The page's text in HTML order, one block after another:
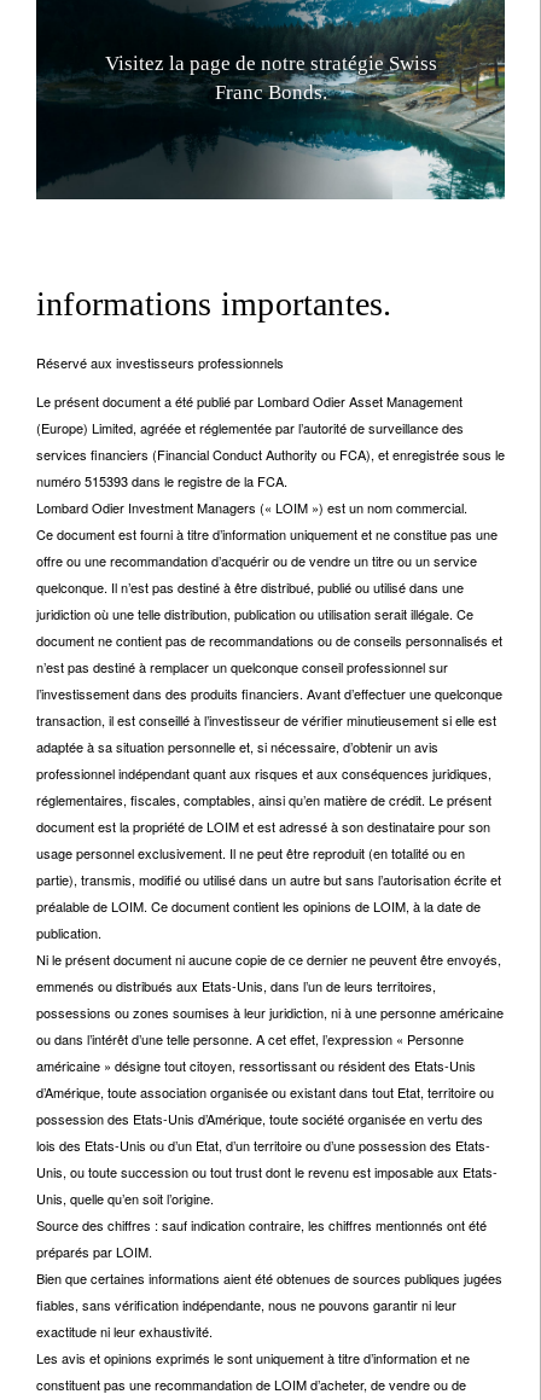
Visitez la page de notre stratégie Swiss
Franc Bonds.
informations importantes.
Réservé aux investisseurs professionnels
Le présent document a été publié par Lombard Odier Asset Management
(Europe) Limited, agréée et réglementée par l’autorité de surveillance des
services financiers (Financial Conduct Authority ou FCA), et enregistrée sous le
numéro 515393 dans le registre de la FCA.
Lombard Odier Investment Managers (« LOIM ») est un nom commercial.
Ce document est fourni à titre d’information uniquement et ne constitue pas une
offre ou une recommandation d’acquérir ou de vendre un titre ou un service
quelconque. Il n’est pas destiné à être distribué, publié ou utilisé dans une
juridiction où une telle distribution, publication ou utilisation serait illégale. Ce
document ne contient pas de recommandations ou de conseils personnalisés et
n’est pas destiné à remplacer un quelconque conseil professionnel sur
l’investissement dans des produits financiers. Avant d’effectuer une quelconque
transaction, il est conseillé à l’investisseur de vérifier minutieusement si elle est
adaptée à sa situation personnelle et, si nécessaire, d’obtenir un avis
professionnel indépendant quant aux risques et aux conséquences juridiques,
réglementaires, fiscales, comptables, ainsi qu’en matière de crédit. Le présent
document est la propriété de LOIM et est adressé à son destinataire pour son
usage personnel exclusivement. Il ne peut être reproduit (en totalité ou en
partie), transmis, modifié ou utilisé dans un autre but sans l’autorisation écrite et
préalable de LOIM. Ce document contient les opinions de LOIM, à la date de
publication.
Ni le présent document ni aucune copie de ce dernier ne peuvent être envoyés,
emmenés ou distribués aux Etats-Unis, dans l’un de leurs territoires,
possessions ou zones soumises à leur juridiction, ni à une personne américaine
ou dans l’intérêt d’une telle personne. A cet effet, l’expression « Personne
américaine » désigne tout citoyen, ressortissant ou résident des Etats-Unis
d’Amérique, toute association organisée ou existant dans tout Etat, territoire ou
possession des Etats-Unis d’Amérique, toute société organisée en vertu des
lois des Etats-Unis ou d’un Etat, d’un territoire ou d’une possession des Etats-
Unis, ou toute succession ou tout trust dont le revenu est imposable aux Etats-
Unis, quelle qu’en soit l’origine.
Source des chiffres : sauf indication contraire, les chiffres mentionnés ont été
préparés par LOIM.
Bien que certaines informations aient été obtenues de sources publiques jugées
fiables, sans vérification indépendante, nous ne pouvons garantir ni leur
exactitude ni leur exhaustivité.
Les avis et opinions exprimés le sont uniquement à titre d’information et ne
constituent pas une recommandation de LOIM d’acheter, de vendre ou de